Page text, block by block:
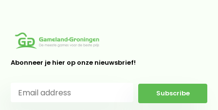
Abonneer je hier op onze nieuwsbrief!
Subscribe